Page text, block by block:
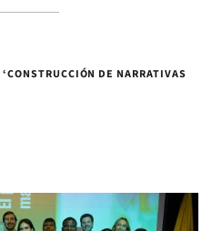
‘CONSTRUCCIÓN DE NARRATIVAS